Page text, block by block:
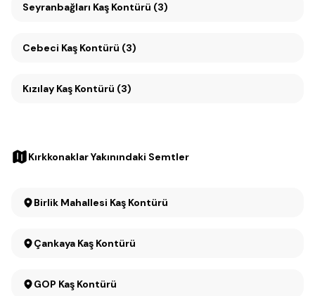
Seyranbağları Kaş Kontürü (3)
Cebeci Kaş Kontürü (3)
Kızılay Kaş Kontürü (3)
Kırkkonaklar Yakınındaki Semtler
Birlik Mahallesi Kaş Kontürü
Çankaya Kaş Kontürü
GOP Kaş Kontürü